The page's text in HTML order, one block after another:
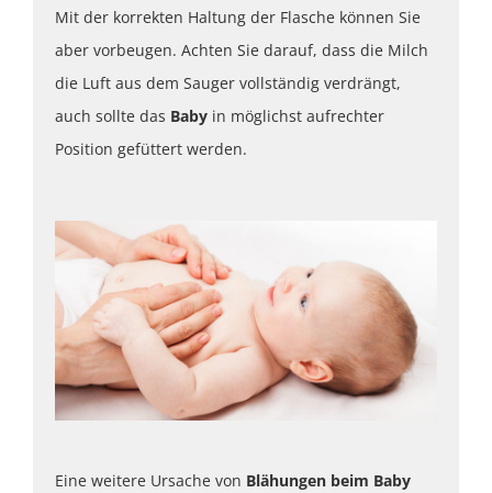
Mit der korrekten Haltung der Flasche können Sie
aber vorbeugen. Achten Sie darauf, dass die Milch
die Luft aus dem Sauger vollständig verdrängt,
auch sollte das Baby in möglichst aufrechter
Position gefüttert werden.
Eine weitere Ursache von Blähungen beim Baby